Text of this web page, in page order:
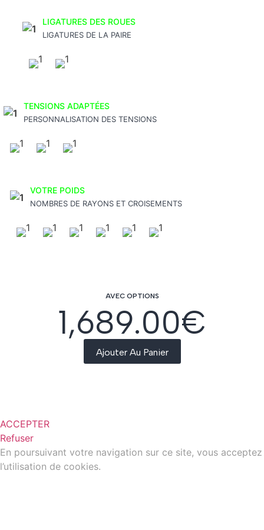
LIGATURES DES ROUES
LIGATURES DE LA PAIRE
TENSIONS ADAPTÉES
PERSONNALISATION DES TENSIONS
VOTRE POIDS
NOMBRES DE RAYONS ET CROISEMENTS
AVEC OPTIONS
1,689.00€
Ajouter Au Panier
ACCEPTER
Refuser
En poursuivant votre navigation sur ce site, vous acceptez
l’utilisation de cookies.